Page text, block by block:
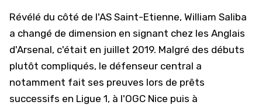
Révélé du côté de l'AS Saint-Etienne, William Saliba
a changé de dimension en signant chez les Anglais
d'Arsenal, c'était en juillet 2019. Malgré des débuts
plutôt compliqués, le défenseur central a
notamment fait ses preuves lors de prêts
successifs en Ligue 1, à l'OGC Nice puis à